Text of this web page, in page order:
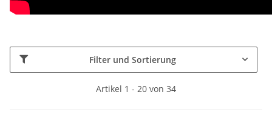
Filter und Sortierung
Artikel 1 - 20 von 34